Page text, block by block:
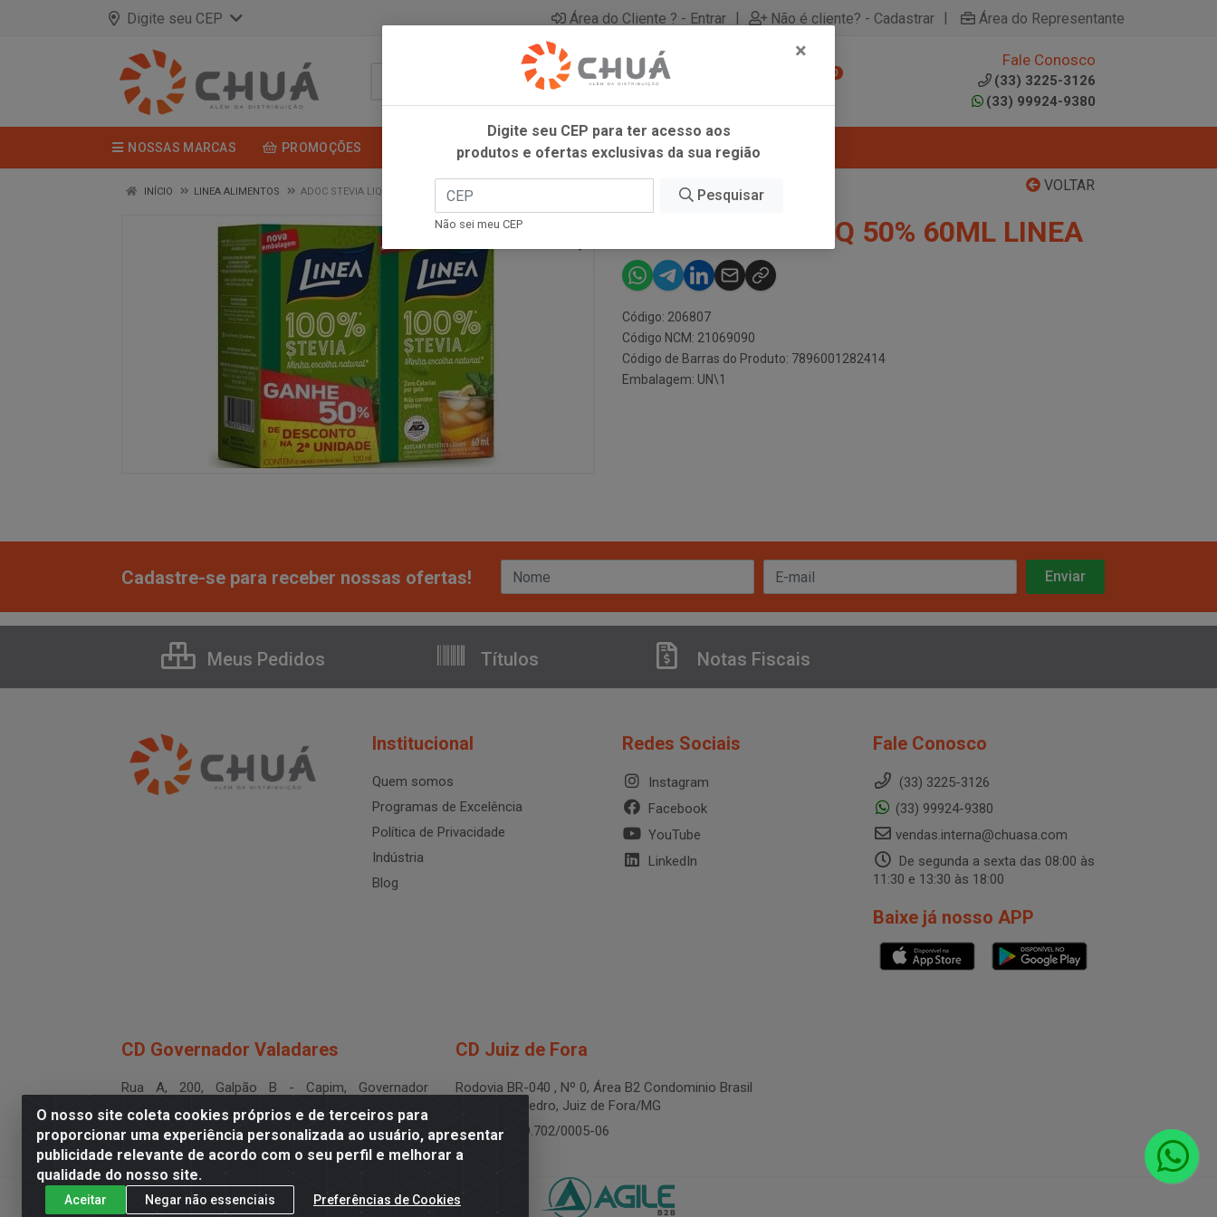
Digite seu CEP Área do Cliente ? - Entrar | Não é cliente? - Cadastrar | Área do Representante
0
Fale Conosco
(33) 3225-3126
(33) 99924-9380
NOSSAS MARCAS PROMOÇÕES
VOLTAR
INÍCIO LINEA ALIMENTOS ADOC STEVIA LIQ 50% 60ML LINEA
ADOC STEVIA LIQ 50% 60ML LINEA
Código: 206807
Código NCM: 21069090
Código de Barras do Produto: 7896001282414
Embalagem: UN\1
O nosso site coleta cookies próprios e de terceiros para
proporcionar uma experiência personalizada ao usuário, apresentar
publicidade relevante de acordo com o seu perfil e melhorar a
qualidade do nosso site.
Aceitar Negar não essenciais Preferências de Cookies
Cadastre-se para receber nossas ofertas!
Meus Pedidos Títulos Notas Fiscais
Institucional
Quem somos
Programas de Excelência
Política de Privacidade
Indústria
Blog
Redes Sociais
Instagram
Facebook
YouTube
LinkedIn
Fale Conosco
(33) 3225-3126
(33) 99924-9380
vendas.interna@chuasa.com
De segunda a sexta das 08:00 às
11:30 e 13:30 às 18:00
Baixe já nosso APP
CD Governador Valadares
Rua A, 200, Galpão B - Capim, Governador
Valadares/MG - CEP 35.024-400
CNPJ 19.199.702/0003-36
CD Juiz de Fora
Rodovia BR-040 , Nº 0, Área B2 Condominio Brasil
LOG - São Pedro, Juiz de Fora/MG
CNPJ 19.199.702/0005-06
×
Digite seu CEP para ter acesso aos
produtos e ofertas exclusivas da sua região
Pesquisar
Não sei meu CEP